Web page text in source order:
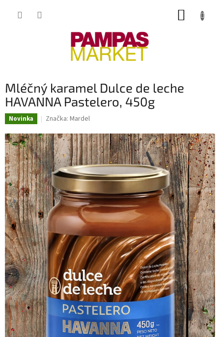
Mléčný karamel Dulce de leche
HAVANNA Pastelero, 450g
Novinka Značka: Mardel